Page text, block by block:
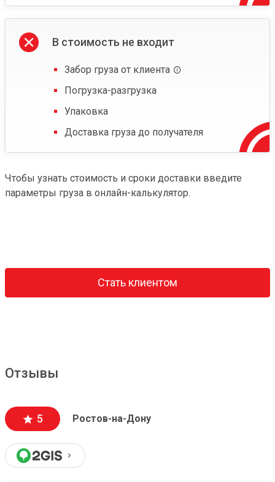
В стоимость не входит
Забор груза от клиента
Погрузка-разгрузка
Упаковка
Доставка груза до получателя
Чтобы узнать стоимость и сроки доставки введите
параметры груза в онлайн-калькулятор.
Стать клиентом
Отзывы
5 Ростов-на-Дону